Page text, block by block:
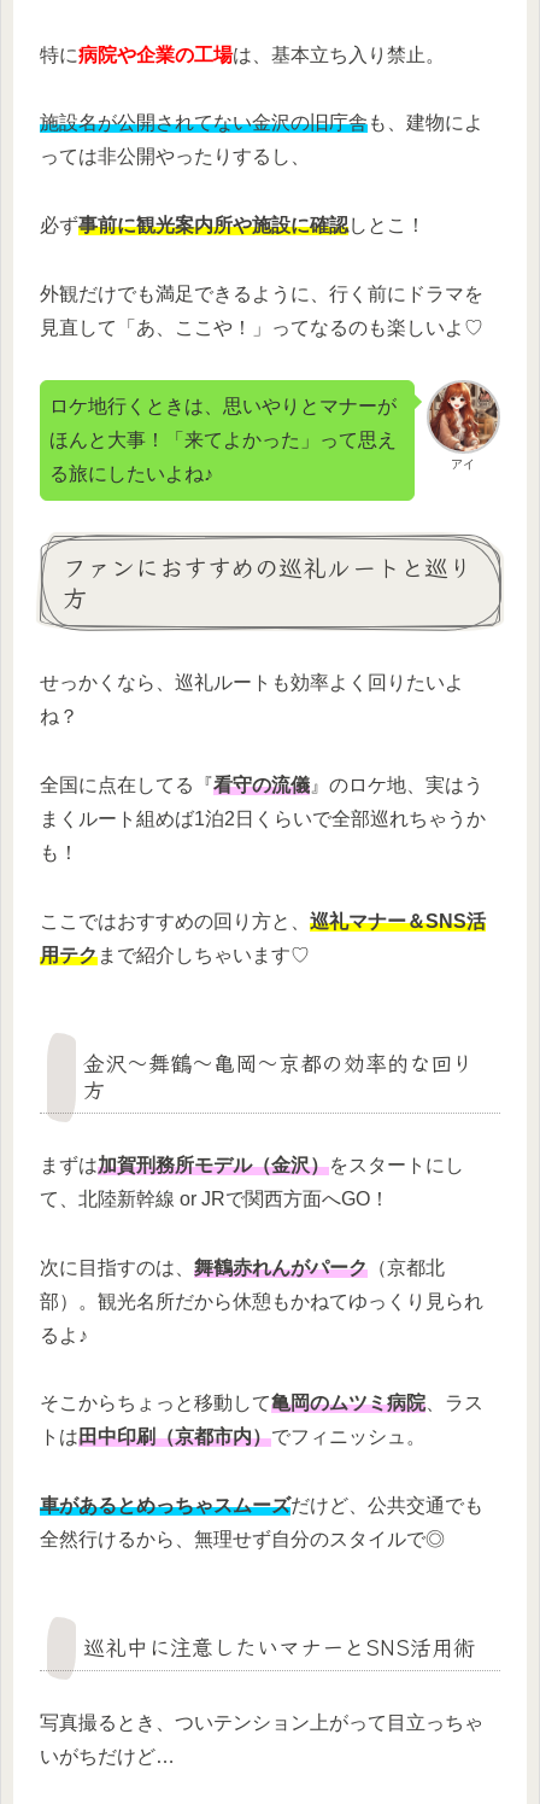
特に病院や企業の工場は、基本立ち入り禁止。
施設名が公開されてない金沢の旧庁舎も、建物によ
っては非公開やったりするし、
必ず事前に観光案内所や施設に確認しとこ！
外観だけでも満足できるように、行く前にドラマを
見直して「あ、ここや！」ってなるのも楽しいよ♡
アイ
ロケ地行くときは、思いやりとマナーが
ほんと大事！「来てよかった」って思え
る旅にしたいよね♪
ファンにおすすめの巡礼ルートと巡り
方
せっかくなら、巡礼ルートも効率よく回りたいよ
ね？
全国に点在してる『看守の流儀 』のロケ地、実はう
まくルート組めば1泊2日くらいで全部巡れちゃうか
も！
ここではおすすめの回り方と、 巡礼マナー＆SNS活
用テクまで紹介しちゃいます♡
金沢～舞鶴～亀岡～京都の効率的な回り
方
まずは加賀刑務所モデル（金沢）をスタートにし
て、北陸新幹線 or JRで関西方面へGO！
次に目指すのは、 舞鶴赤れんがパーク （京都北
部）。観光名所だから休憩もかねてゆっくり見られ
るよ♪
そこからちょっと移動して亀岡のムツミ病院、ラス
トは田中印刷（京都市内）でフィニッシュ。
車があるとめっちゃスムーズだけど、公共交通でも
全然行けるから、無理せず自分のスタイルで◎
巡礼中に注意したいマナーとSNS活用術
写真撮るとき、ついテンション上がって目立っちゃ
いがちだけど…